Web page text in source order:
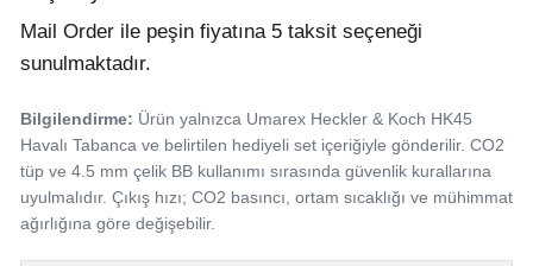
Mail Order ile peşin fiyatına 5 taksit seçeneği
sunulmaktadır.
Bilgilendirme: Ürün yalnızca Umarex Heckler & Koch HK45
Havalı Tabanca ve belirtilen hediyeli set içeriğiyle gönderilir. CO2
tüp ve 4.5 mm çelik BB kullanımı sırasında güvenlik kurallarına
uyulmalıdır. Çıkış hızı; CO2 basıncı, ortam sıcaklığı ve mühimmat
ağırlığına göre değişebilir.